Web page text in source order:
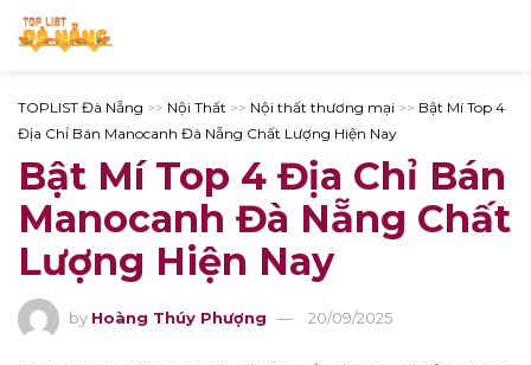
TOPLIST Đà Nẵng >> Nội Thất >> Nội thất thương mại >> Bật Mí Top 4
Địa Chỉ Bán Manocanh Đà Nẵng Chất Lượng Hiện Nay
Bật Mí Top 4 Địa Chỉ Bán
Manocanh Đà Nẵng Chất
Lượng Hiện Nay
by Hoàng Thúy Phượng 20/09/2025